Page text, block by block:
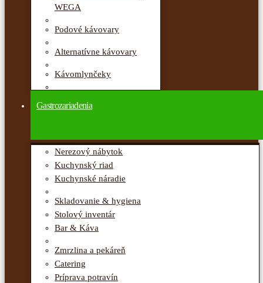
WEGA
Podové kávovary
Alternatívne kávovary
Kávomlynčeky
Gastrozariadenia
Nerezový nábytok
Kuchynský riad
Kuchynské náradie
Skladovanie & hygiena
Stolový inventár
Bar & Káva
Zmrzlina a pekáreň
Catering
Príprava potravín